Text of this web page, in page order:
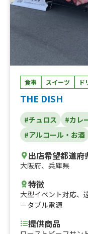
食事 スイーツ ド
THE DISH
#チュロス #カレ
#アルコール・お酒
出店希望都道府
大阪府、 兵庫県
特徴
大型イベント対応、
ータブル電源
提供商品